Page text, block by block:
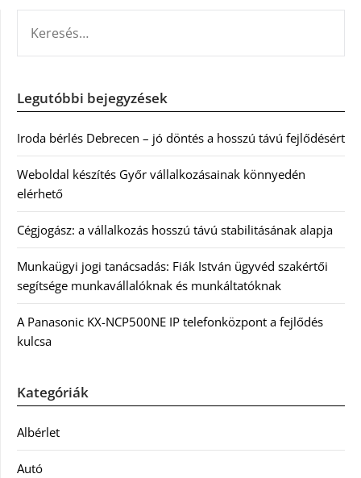
Legutóbbi bejegyzések
Iroda bérlés Debrecen – jó döntés a hosszú távú fejlődésért
Weboldal készítés Győr vállalkozásainak könnyedén
elérhető
Cégjogász: a vállalkozás hosszú távú stabilitásának alapja
Munkaügyi jogi tanácsadás: Fiák István ügyvéd szakértői
segítsége munkavállalóknak és munkáltatóknak
A Panasonic KX-NCP500NE IP telefonközpont a fejlődés
kulcsa
Kategóriák
Albérlet
Autó